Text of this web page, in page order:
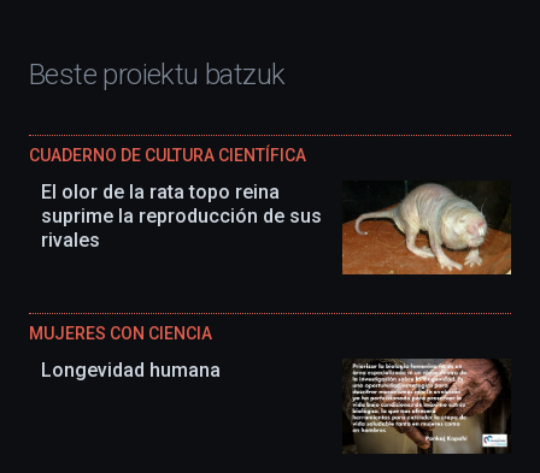
Beste proiektu batzuk
CUADERNO DE CULTURA CIENTÍFICA
El olor de la rata topo reina
suprime la reproducción de sus
rivales
MUJERES CON CIENCIA
Longevidad humana